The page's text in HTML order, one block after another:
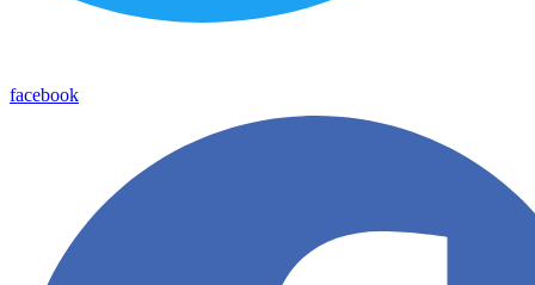
facebook